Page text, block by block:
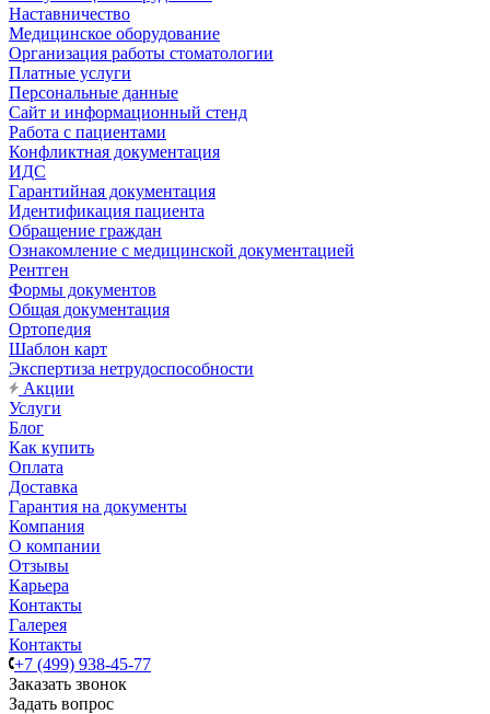
Наставничество
Медицинское оборудование
Организация работы стоматологии
Платные услуги
Персональные данные
Сайт и информационный стенд
Работа с пациентами
Конфликтная документация
ИДС
Гарантийная документация
Идентификация пациента
Обращение граждан
Ознакомление с медицинской документацией
Рентген
Формы документов
Общая документация
Ортопедия
Шаблон карт
Экспертиза нетрудоспособности
Акции
Услуги
Блог
Как купить
Оплата
Доставка
Гарантия на документы
Компания
О компании
Отзывы
Карьера
Контакты
Галерея
Контакты
+7 (499) 938-45-77
Заказать звонок
Задать вопрос